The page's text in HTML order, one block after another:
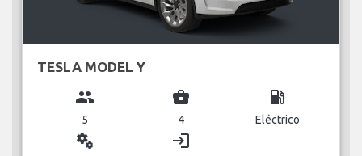
TESLA MODEL Y
group
5
business_center
4
local_gas_station
Eléctrico
miscellaneous_services login